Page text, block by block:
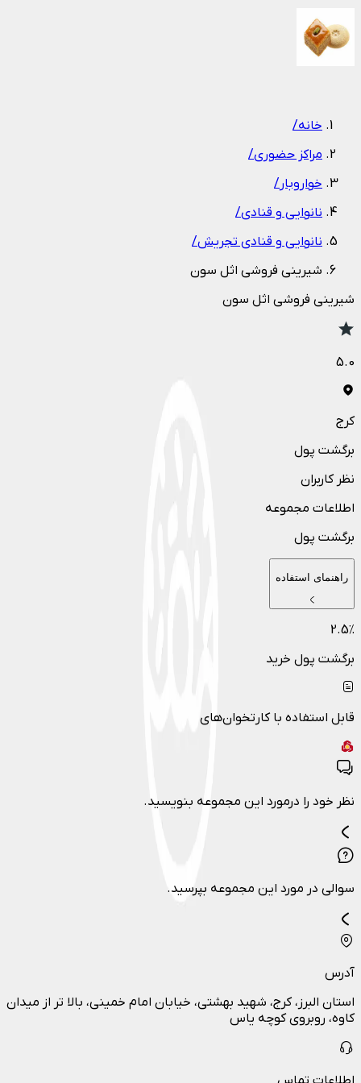
خانه/
مراکز حضوری/
خواروبار/
نانوایی و قنادی/
نانوایی و قنادی تجریش/
شیرینی فروشی اثل سون
شیرینی فروشی اثل سون
5.0
کرج
برگشت پول
نظر کاربران
اطلاعات مجموعه
برگشت پول
راهنمای استفاده
2.5٪
برگشت پول خرید
قابل استفاده با کارتخوان‌های
نظر خود را درمورد این مجموعه بنویسید.
سوالی در مورد این مجموعه بپرسید.
آدرس
استان البرز، کرج، شهید بهشتی، خیابان امام خمینی، بالا تر از میدان
کاوه، روبروی کوچه یاس